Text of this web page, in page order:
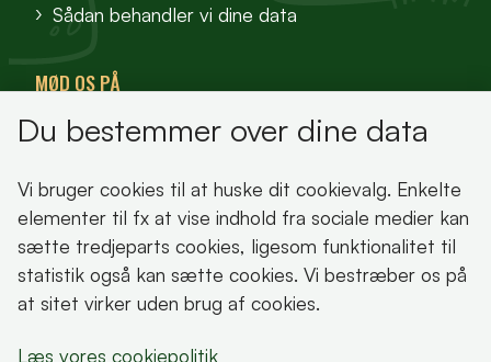
Sådan behandler vi dine data
MØD OS PÅ
VisitFjordlandet
Oplev Lejre
Du bestemmer over dine data
Vi bruger cookies til at huske dit cookievalg. Enkelte
elementer til fx at vise indhold fra sociale medier kan
sætte tredjeparts cookies, ligesom funktionalitet til
statistik også kan sætte cookies. Vi bestræber os på
at sitet virker uden brug af cookies.
Læs vores cookiepolitik